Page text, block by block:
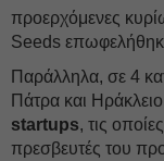
προερχόμενες
Seeds
Παράλληλα, σε 4
Πάτρα και Ηράκλειο
startups, τις
πρεσβευτές του